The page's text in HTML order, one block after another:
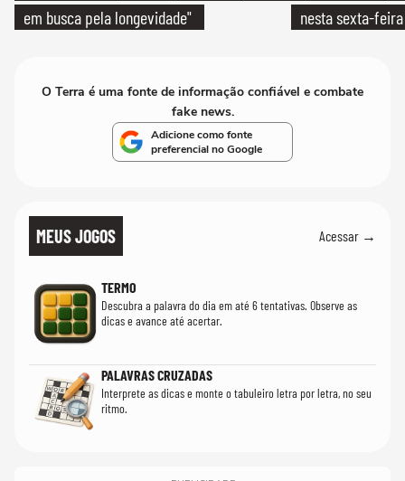
em busca pela longevidade"
nesta sexta-feira
O Terra é uma fonte de informação confiável e combate
fake news.
Adicione como fonte
preferencial no Google
MEUS JOGOS Acessar →
TERMO
Descubra a palavra do dia em até 6 tentativas. Observe as
dicas e avance até acertar.
PALAVRAS CRUZADAS
Interprete as dicas e monte o tabuleiro letra por letra, no seu
ritmo.